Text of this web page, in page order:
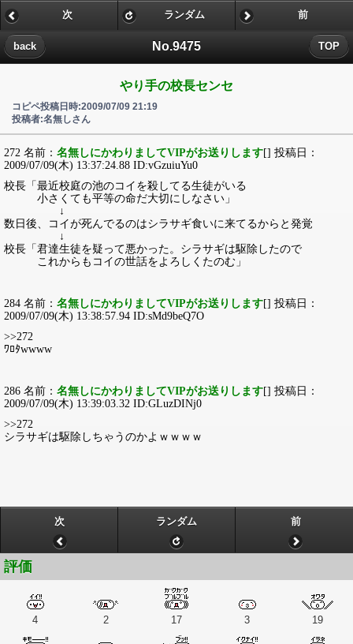
No.9475
back TOP
次 ランダム 前
やり手の校長センセ
コピペ投稿日時:2009/07/09 21:19
投稿者:名無しさん
272 名前： 名無しにかわりましてVIPがお送りします[] 投稿日：
2009/07/09(木) 13:37:24.88 ID:vGzuiuYu0
校長「最近校庭の池のコイを殺してる生徒がいる
小さくても平等の命だ大切にしなさい」
↓
数日後、コイが死んでるのはシラサギ食いに来てるからと発覚
↓
校長「君達生徒を疑って悪かった。シラサギは駆除したので
これからもコイの世話をよろしくたのむ」
284 名前： 名無しにかわりましてVIPがお送りします[] 投稿日：
2009/07/09(木) 13:38:57.94 ID:sMd9beQ7O
>>272
ﾜﾛﾀwwww
286 名前： 名無しにかわりましてVIPがお送りします[] 投稿日：
2009/07/09(木) 13:39:03.32 ID:GLuzDINj0
>>272
シラサギは駆除しちゃうのかよｗｗｗｗ
次 ランダム 前
評価
4 2 17 3 19